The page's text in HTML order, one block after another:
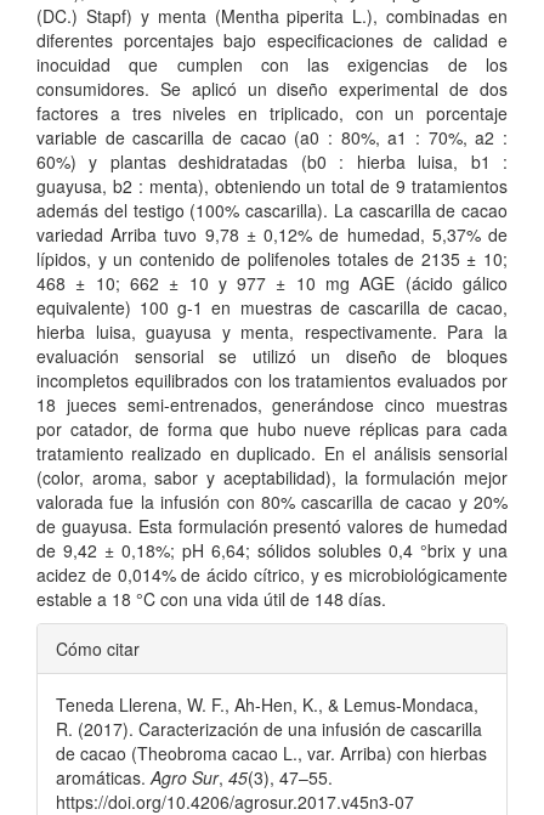
(DC.) Stapf) y menta (Mentha piperita L.), combinadas en
diferentes porcentajes bajo especificaciones de calidad e
inocuidad que cumplen con las exigencias de los
consumidores. Se aplicó un diseño experimental de dos
factores a tres niveles en triplicado, con un porcentaje
variable de cascarilla de cacao (a0 : 80%, a1 : 70%, a2 :
60%) y plantas deshidratadas (b0 : hierba luisa, b1 :
guayusa, b2 : menta), obteniendo un total de 9 tratamientos
además del testigo (100% cascarilla). La cascarilla de cacao
variedad Arriba tuvo 9,78 ± 0,12% de humedad, 5,37% de
lípidos, y un contenido de polifenoles totales de 2135 ± 10;
468 ± 10; 662 ± 10 y 977 ± 10 mg AGE (ácido gálico
equivalente) 100 g-1 en muestras de cascarilla de cacao,
hierba luisa, guayusa y menta, respectivamente. Para la
evaluación sensorial se utilizó un diseño de bloques
incompletos equilibrados con los tratamientos evaluados por
18 jueces semi-entrenados, generándose cinco muestras
por catador, de forma que hubo nueve réplicas para cada
tratamiento realizado en duplicado. En el análisis sensorial
(color, aroma, sabor y aceptabilidad), la formulación mejor
valorada fue la infusión con 80% cascarilla de cacao y 20%
de guayusa. Esta formulación presentó valores de humedad
de 9,42 ± 0,18%; pH 6,64; sólidos solubles 0,4 °brix y una
acidez de 0,014% de ácido cítrico, y es microbiológicamente
estable a 18 °C con una vida útil de 148 días.
Detalles
del
artículo
Cómo citar
Teneda Llerena, W. F., Ah-Hen, K., & Lemus-Mondaca,
R. (2017). Caracterización de una infusión de cascarilla
de cacao (Theobroma cacao L., var. Arriba) con hierbas
aromáticas. Agro Sur, 45(3), 47–55.
https://doi.org/10.4206/agrosur.2017.v45n3-07